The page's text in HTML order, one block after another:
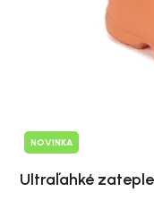
NOVINKA
Ultraľahké